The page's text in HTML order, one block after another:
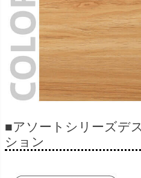
■アソートシリーズデ
ション